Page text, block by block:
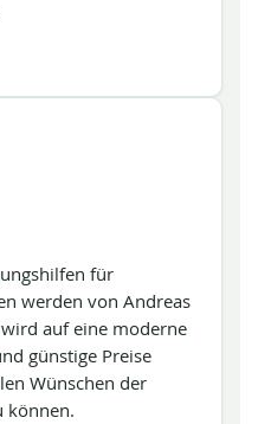
für
werden von Andreas
auf eine moderne
günstige Preise
Wünschen der
können.